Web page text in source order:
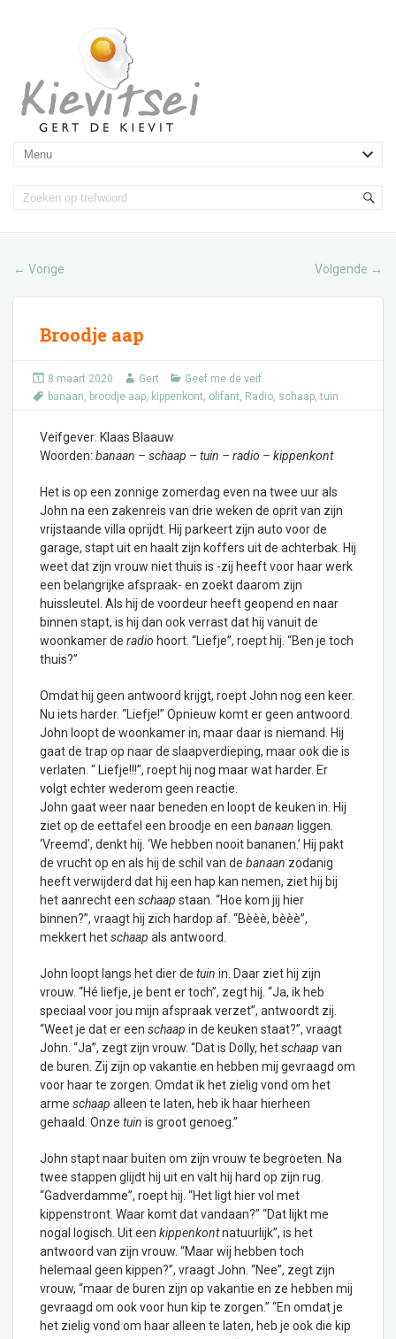
← Vorige Volgende →
Broodje aap
8 maart 2020 Gert
Geef me de veif
banaan, broodje aap, kippenkont, olifant, Radio, schaap,tuin
Veifgever: Klaas Blaauw
Woorden: banaan – schaap – tuin – radio – kippenkont
Het is op een zonnige zomerdag even na twee uur als
John na een zakenreis van drie weken de oprit van zijn
vrijstaande villa oprijdt. Hij parkeert zijn auto voor de
garage, stapt uit en haalt zijn koffers uit de achterbak. Hij
weet dat zijn vrouw niet thuis is -zij heeft voor haar werk
een belangrijke afspraak- en zoekt daarom zijn
huissleutel. Als hij de voordeur heeft geopend en naar
binnen stapt, is hij dan ook verrast dat hij vanuit de
woonkamer de radio hoort. “Liefje”, roept hij. “Ben je toch
thuis?”
Omdat hij geen antwoord krijgt, roept John nog een keer.
Nu iets harder. “Liefje!” Opnieuw komt er geen antwoord.
John loopt de woonkamer in, maar daar is niemand. Hij
gaat de trap op naar de slaapverdieping, maar ook die is
verlaten. “ Liefje!!!”, roept hij nog maar wat harder. Er
volgt echter wederom geen reactie.
John gaat weer naar beneden en loopt de keuken in. Hij
ziet op de eettafel een broodje en een banaan liggen.
‘Vreemd’, denkt hij. ‘We hebben nooit bananen.’ Hij pakt
de vrucht op en als hij de schil van de banaan zodanig
heeft verwijderd dat hij een hap kan nemen, ziet hij bij
het aanrecht een schaap staan. “Hoe kom jij hier
binnen?”, vraagt hij zich hardop af. “Bèèè, bèèè”,
mekkert hetschaap als antwoord.
John loopt langs het dier de tuin in. Daar ziet hij zijn
vrouw. “Hé liefje, je bent er toch”, zegt hij. “Ja, ik heb
speciaal voor jou mijn afspraak verzet”, antwoordt zij.
“Weet je dat er een schaap in de keuken staat?”, vraagt
John. “Ja”, zegt zijn vrouw. “Dat is Dolly, hetschaap van
de buren. Zij zijn op vakantie en hebben mij gevraagd om
voor haar te zorgen. Omdat ik het zielig vond om het
arme schaap alleen te laten, heb ik haar hierheen
gehaald. Onze tuin is groot genoeg.”
John stapt naar buiten om zijn vrouw te begroeten. Na
twee stappen glijdt hij uit en valt hij hard op zijn rug.
“Gadverdamme”, roept hij. “Het ligt hier vol met
kippenstront. Waar komt dat vandaan?” “Dat lijkt me
nogal logisch. Uit een kippenkontnatuurlijk”, is het
antwoord van zijn vrouw. “Maar wij hebben toch
helemaal geen kippen?”, vraagt John. “Nee”, zegt zijn
vrouw, “maar de buren zijn op vakantie en ze hebben mij
gevraagd om ook voor hun kip te zorgen.” “En omdat je
het zielig vond om haar alleen te laten, heb je ook die kip